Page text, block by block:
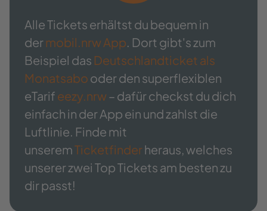
Alle Tickets erhältst du bequem in
dermobil.nrw App . Dort gibt's zum
Beispiel das Deutschlandticket als
Monatsabo oder den superflexiblen
eTarif eezy.nrw – dafür checkst du dich
einfach in der App ein und zahlst die
Luftlinie. Finde mit
unseremTicketfinderheraus, welches
unserer zwei Top Tickets am besten zu
dir passt!